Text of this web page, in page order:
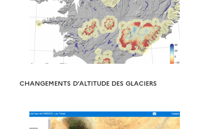
CHANGEMENTS D’ALTITUDE DES GLACIERS